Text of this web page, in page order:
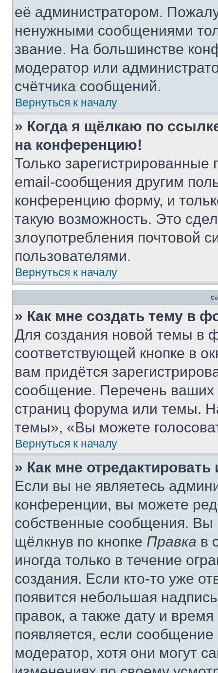
её администратором.
ненужными сообщениями
звание. На большинстве
модератор или
счётчика сообщений.
Вернуться к началу
» Когда я щёлкаю по
на конференцию!
Только зарегистрированные
email-сообщения другим
конференцию форму, и
такую возможность. Это
злоупотребления почтовой
пользователями.
Вернуться к началу
» Как мне создать тему в
Для создания новой темы в
соответствующей кнопке в
вам придётся
сообщение. Перечень ваших
страниц форума или темы.
темы», «Вы можете
Вернуться к началу
» Как мне
Если вы не являетесь
конференции, вы можете
собственные сообщения. Вы
щёлкнув по кнопке Правка в
иногда только в течение
создания. Если кто-то уже
появится небольшая
правок, а также дату и
появляется, если
модератор, хотя они могут